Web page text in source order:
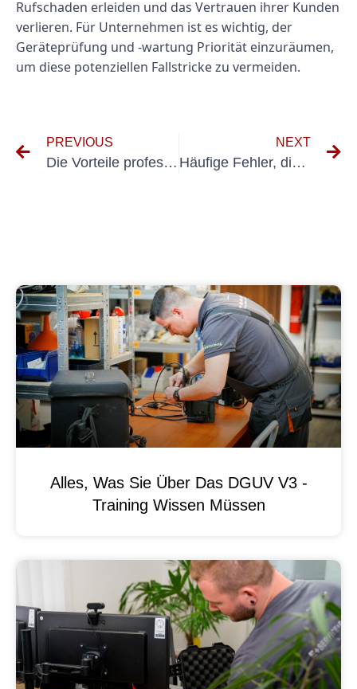
Rufschaden erleiden und das Vertrauen ihrer Kunden
verlieren. Für Unternehmen ist es wichtig, der
Geräteprüfung und -wartung Priorität einzuräumen,
um diese potenziellen Fallstricke zu vermeiden.
PREVIOUS
Die Vorteile professioneller Prüfdienstleistungen für Elektrogeräte
NEXT
Häufige Fehler, die Sie während der VDE 100 600-Prüfung vermeiden sollten
Alles, Was Sie Über Das DGUV V3 -
Training Wissen Müssen